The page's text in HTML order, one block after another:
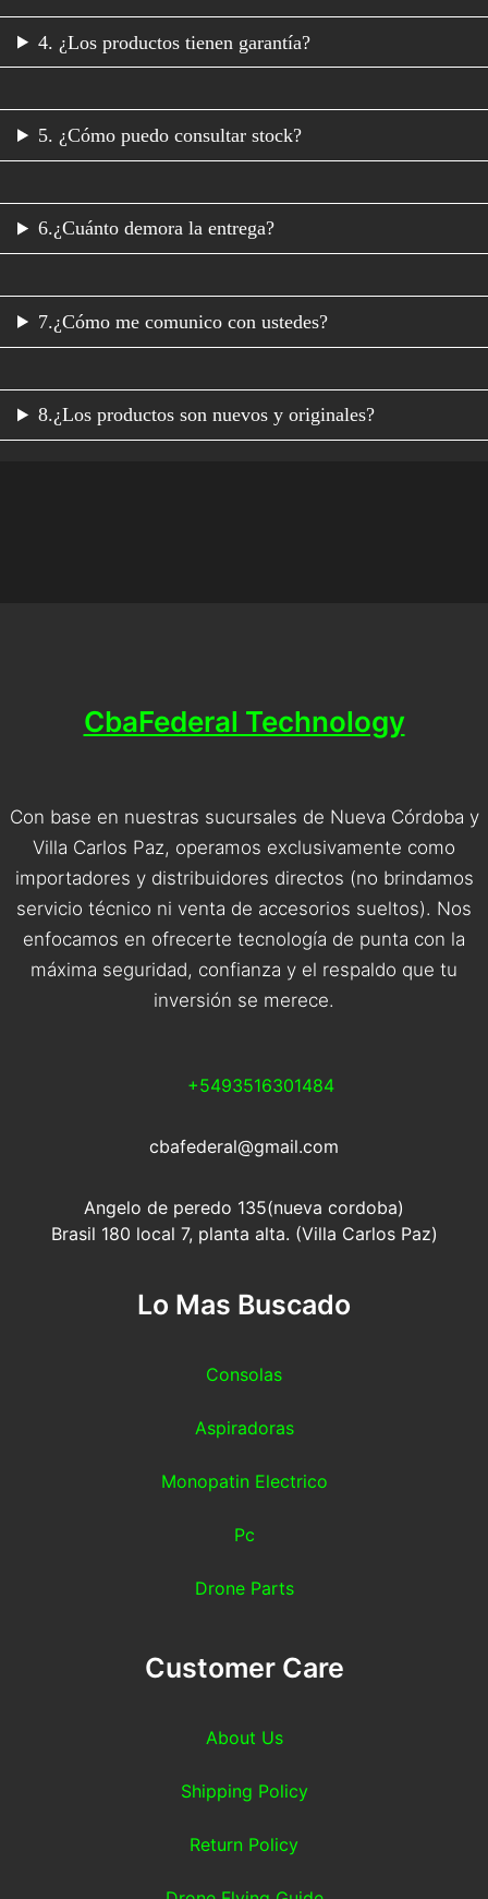
4. ¿Los productos tienen garantía?
5. ¿Cómo puedo consultar stock?
6.¿Cuánto demora la entrega?
7.¿Cómo me comunico con ustedes?
8.¿Los productos son nuevos y originales?
CbaFederal Technology
Con base en nuestras sucursales de Nueva Córdoba y
Villa Carlos Paz, operamos exclusivamente como
importadores y distribuidores directos (no brindamos
servicio técnico ni venta de accesorios sueltos). Nos
enfocamos en ofrecerte tecnología de punta con la
máxima seguridad, confianza y el respaldo que tu
inversión se merece.
+5493516301484
cbafederal@gmail.com
Angelo de peredo 135(nueva cordoba)
Brasil 180 local 7, planta alta. (Villa Carlos Paz)
Lo Mas Buscado
Consolas
Aspiradoras
Monopatin Electrico
Pc
Drone Parts
Customer Care
About Us
Shipping Policy
Return Policy